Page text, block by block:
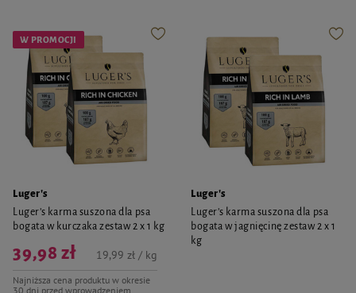
W PROMOCJI
Luger's
Luger’s karma suszona dla psa
bogata w kurczaka zestaw 2 x 1 kg
39,98 zł
Najniższa cena produktu w okresie
30 dni przed wprowadzeniem
19,99 zł / kg
Luger's
Luger’s karma suszona dla psa
bogata w jagnięcinę zestaw 2 x 1
kg